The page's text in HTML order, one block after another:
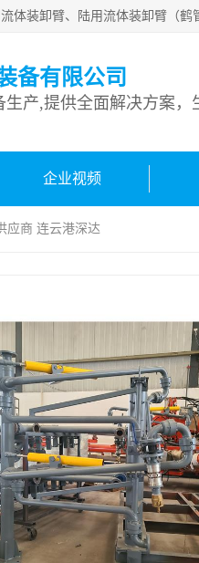
备有限公司
企业视频
应商 连云港深达